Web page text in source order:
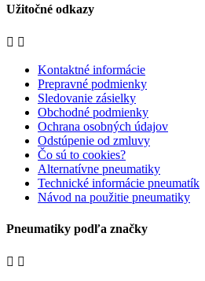
Užitočné odkazy
 
Kontaktné informácie
Prepravné podmienky
Sledovanie zásielky
Obchodné podmienky
Ochrana osobných údajov
Odstúpenie od zmluvy
Čo sú to cookies?
Alternatívne pneumatiky
Technické informácie pneumatík
Návod na použitie pneumatiky
Pneumatiky podľa značky
 